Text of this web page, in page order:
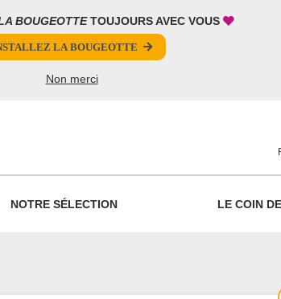
BOUGEOTTETOUJOURS AVEC VOUS
LA BOUGEOTTE
Non merci
NOTRE SÉLECTION LE COIN
PARTAGER